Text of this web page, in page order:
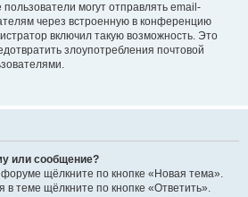
могут отправлять email-
через встроенную в конференцию
включил такую возможность. Это
злоупотребления почтовой
или сообщение?
щёлкните по кнопке «Новая тема».
теме щёлкните по кнопке «Ответить».